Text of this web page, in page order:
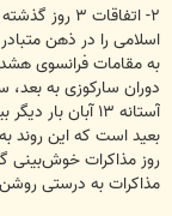
۲- اتفاقات ۳
اسلامی را در ذهن
به مقامات فرانسوی
دوران سارکوزی به
آستانه ۱۳ آبان
بعید است که این روند
روز مذاکرات خوش‌بینی
مذاکرات به درستی